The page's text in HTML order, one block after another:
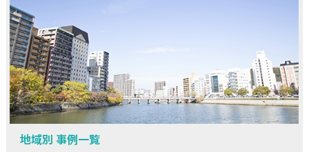
地域別 事例一覧